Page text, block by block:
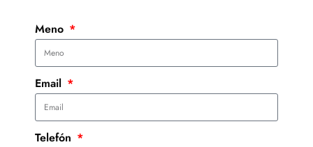
Meno
Email
Telefón